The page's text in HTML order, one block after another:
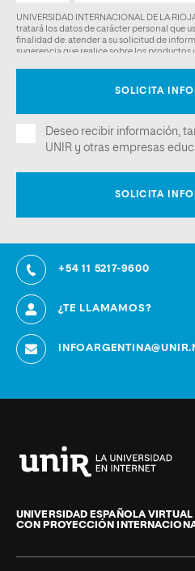
+54 11 5217-9600
¿TE LLAMAMOS?
de
La
UNIVERSIDAD ESPAÑOLA VIRTUAL
CON PROYECCIÓN